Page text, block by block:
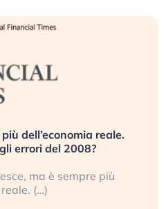
dell’economia reale.
errori del 2008?
ma è sempre più
(…)